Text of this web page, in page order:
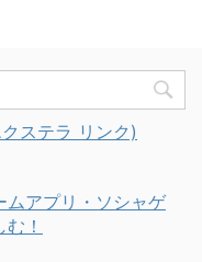
として使ってやった
ステラ リンク)
ムアプリ・ソシャゲ
！